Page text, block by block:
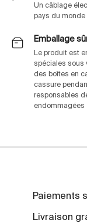
Un câblage
pays du monde
Emballage
Le produit est
spéciales sous
des boîtes en
cassure
responsables
endommagées
Paiements
Livraison